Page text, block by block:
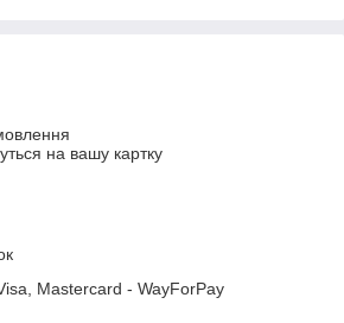
на вашу картку
Mastercard - WayForPay